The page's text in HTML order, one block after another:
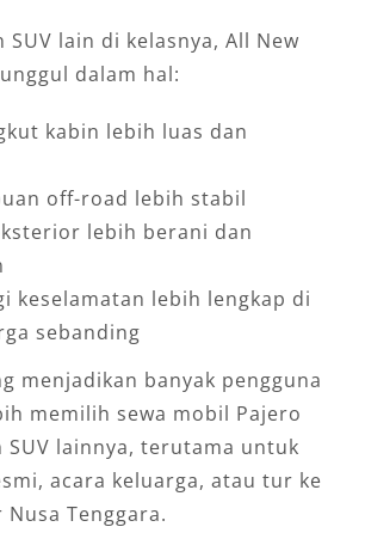
SUV lain di kelasnya, All New
dalam hal:
kabin lebih luas dan
off-road lebih stabil
lebih berani dan
keselamatan lebih lengkap di
sebanding
menjadikan banyak pengguna
memilih sewa mobil Pajero
SUV lainnya, terutama untuk
acara keluarga, atau tur ke
Tenggara.